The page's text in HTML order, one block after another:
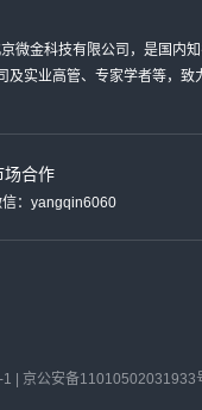
微金科技有限公司，是国内
实业高管、专家学者等，
场合作
信：yangqin6060
| 京公安备11010502031933